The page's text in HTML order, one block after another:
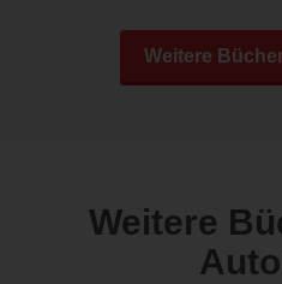
Weitere
Weitere